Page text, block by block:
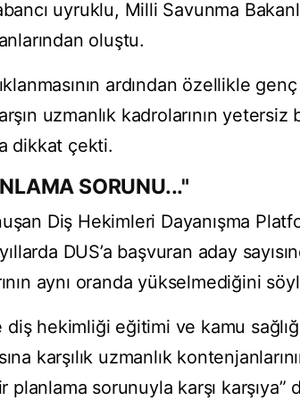
uyruklu, Milli Savunma
oluştu.
ardından özellikle
uzmanlık kadrolarının yetersiz
dikkat çekti.
SORUNU..."
Diş Hekimleri Dayanışma
DUS’a başvuran aday
aynı oranda yükselmediğini
diş hekimliği eğitimi ve kamu
karşılık uzmanlık
sorunuyla karşı karşıya”